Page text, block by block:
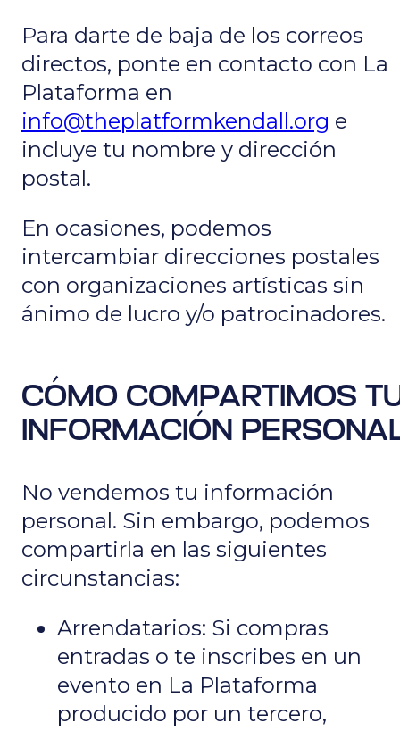
Para darte de baja de los correos
directos, ponte en contacto con La
Plataforma en
info@theplatformkendall.org e
incluye tu nombre y dirección
postal.
En ocasiones, podemos
intercambiar direcciones postales
con organizaciones artísticas sin
ánimo de lucro y/o patrocinadores.
CÓMO COMPARTIMOS
INFORMACIÓN
No vendemos tu información
personal. Sin embargo, podemos
compartirla en las siguientes
circunstancias:
Arrendatarios: Si compras
entradas o te inscribes en un
evento en La Plataforma
producido por un tercero,